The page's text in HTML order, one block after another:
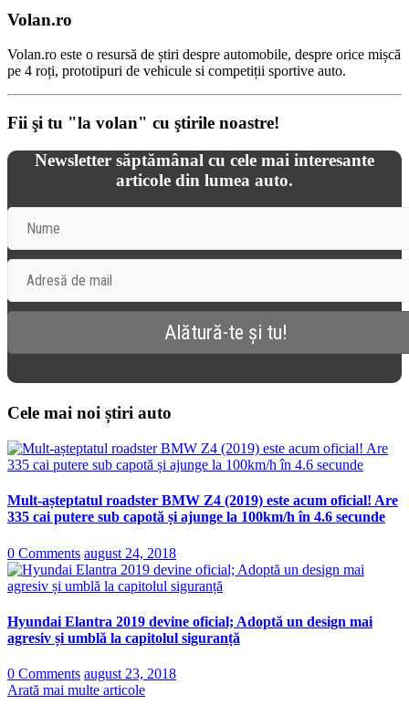
Volan.ro
Volan.ro este o resursă de știri despre automobile, despre orice mișcă
pe 4 roți, prototipuri de vehicule si competiții sportive auto.
Fii şi tu "la volan" cu ştirile noastre!
Newsletter săptămânal cu cele mai interesante
articole din lumea auto.
Cele mai noi știri auto
Mult-așteptatul roadster BMW Z4 (2019) este acum oficial! Are
335 cai putere sub capotă și ajunge la 100km/h în 4.6 secunde
0 Comments august 24, 2018
Hyundai Elantra 2019 devine oficial; Adoptă un design mai
agresiv și umblă la capitolul siguranță
0 Comments august 23, 2018
Arată mai multe articole